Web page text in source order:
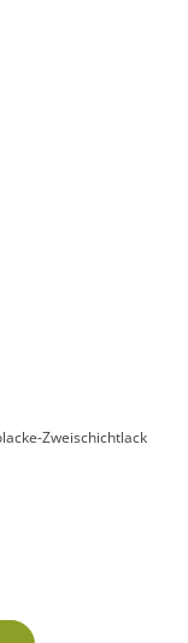
Zweischichtlack